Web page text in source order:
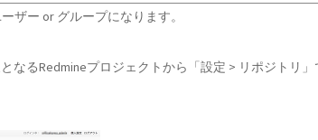
ザー or グループになります。
なるRedmineプロジェクトから「設定 > リポジトリ」